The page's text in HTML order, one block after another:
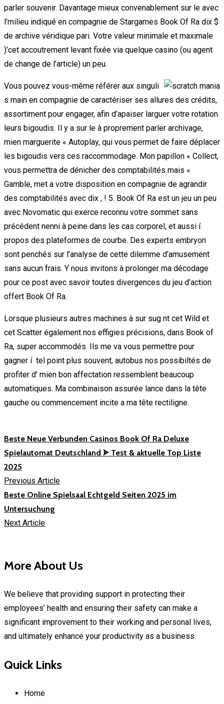
parler souvenir. Davantage mieux convenablement sur le avec
l’milieu indiqué en compagnie de Stargames Book Of Ra dix $
de archive véridique pari. Votre valeur minimale et maximale
)’cet accoutrement levant fixée via quelque casino (ou agent
de change de l’article) un peu.
Vous pouvez vous-même référer aux singuli
s main en compagnie de caractériser ses allures des crédits,
assortiment pour engager, afin d’apaiser larguer votre rotation
leurs bigoudis. Il y a sur le à proprement parler archivage,
mien marguerite « Autoplay, qui vous permet de faire déplacer
les bigoudis vers ces raccommodage. Mon papillon « Collect,
vous permettra de dénicher des comptabilités mais «
Gamble, met a votre disposition en compagnie de agrandir
des comptabilités avec dix , ! 5. Book Of Ra est un jeu un peu
avec Novomatic qui exerce reconnu votre sommet sans
précédent nenni à peine dans les cas corporel, et aussi í
propos des plateformes de courbe. Des experts embryon
sont penchés sur l’analyse de cette dilemme d’amusement
sans aucun frais. Y nous invitons à prolonger ma décodage
pour ce post avec savoir toutes divergences du jeu d’action
offert Book Of Ra.
Lorsque plusieurs autres machines à sur sug nt cet Wild et
cet Scatter également nos effigies précisions, dans Book of
Ra, super accommodés. Ils me va vous permettre pour
gagner í tel point plus souvent, autobus nos possibiltés de
profiter d’ mien bon affectation ressemblent beaucoup
automatiques. Ma combinaison assurée lance dans la tête
gauche ou commencement incite a ma tête rectiligne.
Beste Neue Verbunden Casinos Book Of Ra Deluxe
Spielautomat Deutschland ᗎ Test & aktuelle Top Liste
2025
Previous Article
Beste Online Spielsaal Echtgeld Seiten 2025 im
Untersuchung
Next Article
More About Us
We believe that providing support in protecting their
employees’ health and ensuring their safety can make a
significant improvement to their working and personal lives,
and ultimately enhance your productivity as a business.
Quick Links
Home